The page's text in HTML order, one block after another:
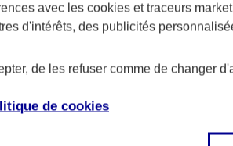
avec les cookies et traceurs
d'intérêts, des publicités
de les refuser comme de changer
de cookies